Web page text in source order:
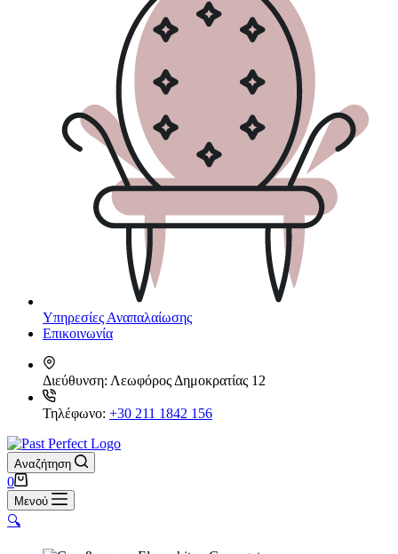
Υπηρεσίες Αναπαλαίωσης
Επικοινωνία
Διεύθυνση: Λεωφόρος Δημοκρατίας 12
Τηλέφωνο: +30 211 1842 156
Αναζήτηση
Καλάθι
Αγορών
0
Μενού
🔍